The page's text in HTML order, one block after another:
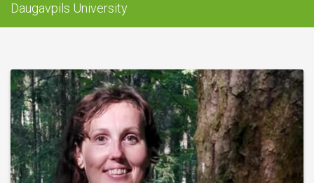
Daugavpils University